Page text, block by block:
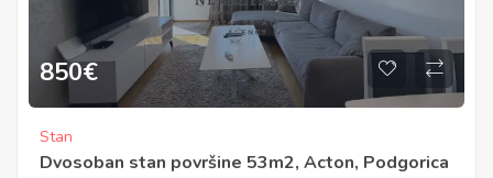
850€
Stan
Dvosoban stan površine 53m2, Acton, Podgorica